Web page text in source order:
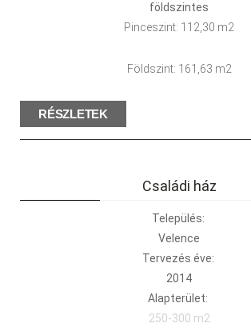
földszintes
Pinceszint: 112,30 m2
Földszint: 161,63 m2
RÉSZLETEK
Családi ház
Település:
Velence
Tervezés éve:
2014
Alapterület:
250-300 m2